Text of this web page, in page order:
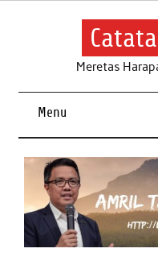
Skip
Meretas
Menu